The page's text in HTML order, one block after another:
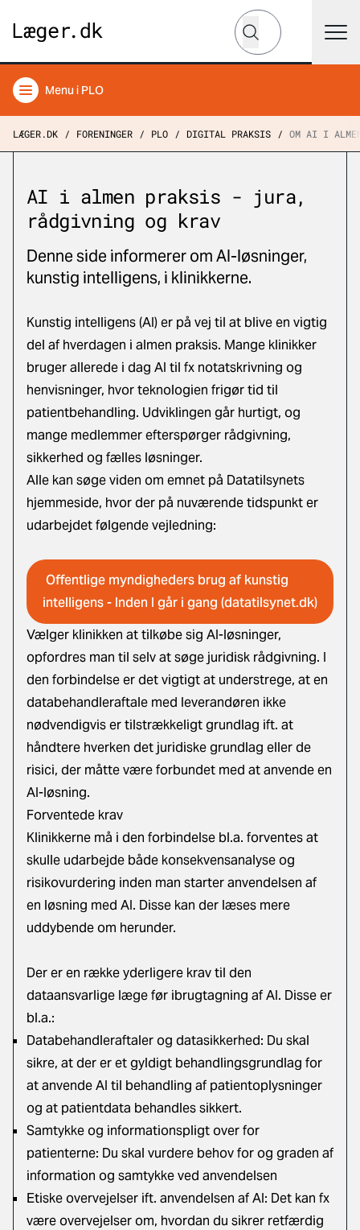
Hvad leder du efter?
Søg
Menu i PLO
LÆGER.DK FORENINGER PLO DIGITAL PRAKSIS OM AI I
AI i almen praksis - jura,
rådgivning og krav
Denne side informerer om AI-løsninger,
kunstig intelligens, i klinikkerne.
Kunstig intelligens (AI) er på vej til at blive en vigtig
del af hverdagen i almen praksis. Mange klinikker
bruger allerede i dag AI til fx notatskrivning og
henvisninger, hvor teknologien frigør tid til
patientbehandling. Udviklingen går hurtigt, og
mange medlemmer efterspørger rådgivning,
sikkerhed og fælles løsninger.
Alle kan søge viden om emnet på Datatilsynets
hjemmeside, hvor der på nuværende tidspunkt er
udarbejdet følgende vejledning:
Offentlige myndigheders brug af kunstig
intelligens - Inden I går i gang (datatilsynet.dk)
Vælger klinikken at tilkøbe sig AI-løsninger,
opfordres man til selv at søge juridisk rådgivning. I
den forbindelse er det vigtigt at understrege, at en
databehandleraftale med leverandøren ikke
nødvendigvis er tilstrækkeligt grundlag ift. at
håndtere hverken det juridiske grundlag eller de
risici, der måtte være forbundet med at anvende en
AI-løsning.
Forventede krav
Klinikkerne må i den forbindelse bl.a. forventes at
skulle udarbejde både konsekvensanalyse og
risikovurdering inden man starter anvendelsen af
en løsning med AI. Disse kan der læses mere
uddybende om herunder.
Der er en række yderligere krav til den
dataansvarlige læge før ibrugtagning af AI. Disse er
bl.a.:
Databehandleraftaler og datasikkerhed: Du skal
sikre, at der er et gyldigt behandlingsgrundlag for
at anvende AI til behandling af patientoplysninger
og at patientdata behandles sikkert.
Samtykke og informationspligt over for
patienterne: Du skal vurdere behov for og graden af
information og samtykke ved anvendelsen
Etiske overvejelser ift. anvendelsen af AI: Det kan fx
være overvejelser om, hvordan du sikrer retfærdig